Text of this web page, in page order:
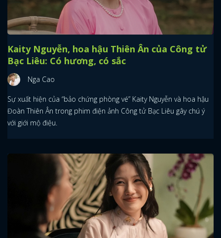
Kaity Nguyễn, hoa hậu Thiên Ân của Công tử
Bạc Liêu: Có hương, có sắc
Nga Cao
Sự xuất hiện của “bảo chứng phòng vé” Kaity Nguyễn và hoa hậu
Đoàn Thiên Ân trong phim điện ảnh Công tử Bạc Liêu gây chú ý
với giới mộ điệu.